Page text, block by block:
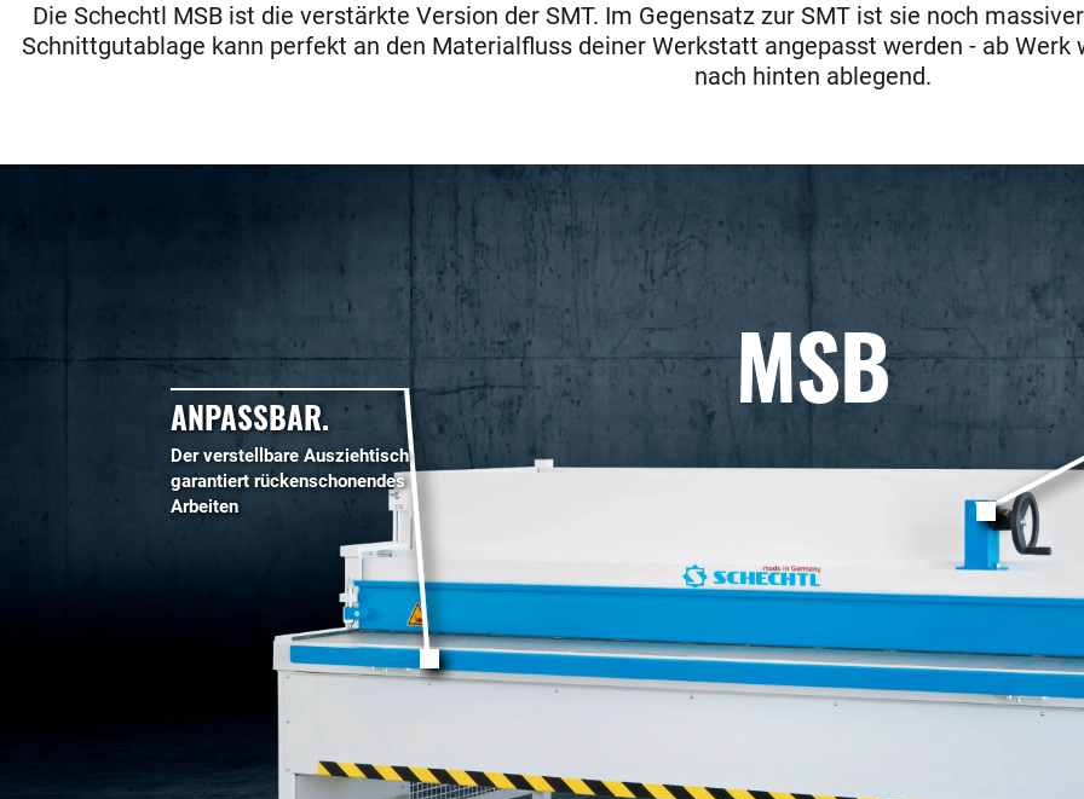
Die Schechtl MSB ist die verstärkte Version der SMT. Im Gegensatz zur SMT ist sie noch
Schnittgutablage kann perfekt an den Materialfluss deiner Werkstatt angepasst werden - ab
nach hinten ablegend.
MSB
ANPASSBAR.
Der verstellbare Ausziehtisch
garantiert rückenschonendes
Arbeiten